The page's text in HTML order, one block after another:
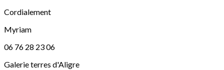
Cordialement
Myriam
06 76 28 23 06
Galerie terres d'Aligre